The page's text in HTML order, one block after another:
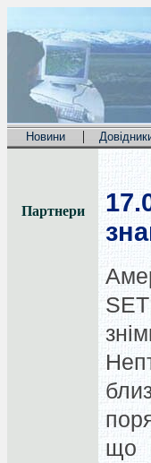
Новини |
Партнери
що